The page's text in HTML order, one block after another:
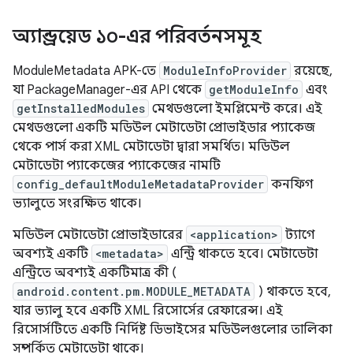
অ্যান্ড্রয়েড ১০-এর পরিবর্তনসমূহ
ModuleMetadata APK-তে ModuleInfoProvider রয়েছে,
যা PackageManager-এর API থেকে getModuleInfo এবং
getInstalledModules মেথডগুলো ইমপ্লিমেন্ট করে। এই
মেথডগুলো একটি মডিউল মেটাডেটা প্রোভাইডার প্যাকেজ
থেকে পার্স করা XML মেটাডেটা দ্বারা সমর্থিত। মডিউল
মেটাডেটা প্যাকেজের প্যাকেজের নামটি
config_defaultModuleMetadataProvider কনফিগ
ভ্যালুতে সংরক্ষিত থাকে।
মডিউল মেটাডেটা প্রোভাইডারের <application> ট্যাগে
অবশ্যই একটি <metadata> এন্ট্রি থাকতে হবে। মেটাডেটা
এন্ট্রিতে অবশ্যই একটিমাত্র কী (
android.content.pm.MODULE_METADATA ) থাকতে হবে,
যার ভ্যালু হবে একটি XML রিসোর্সের রেফারেন্স। এই
রিসোর্সটিতে একটি নির্দিষ্ট ডিভাইসের মডিউলগুলোর তালিকা
সম্পর্কিত মেটাডেটা থাকে।